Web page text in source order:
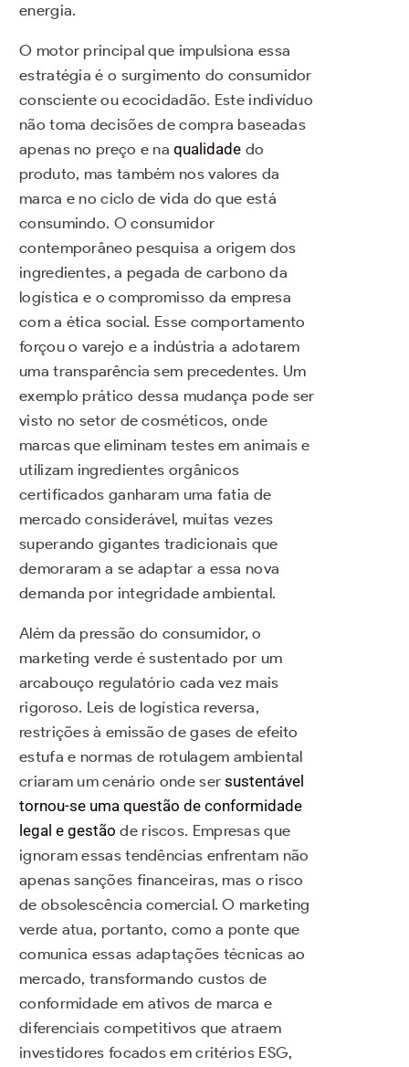
energia.
O motor principal que impulsiona essa
estratégia é o surgimento do consumidor
consciente ou ecocidadão. Este indivíduo
não toma decisões de compra baseadas
apenas no preço e naqualidade do
produto, mas também nos valores da
marca e no ciclo de vida do que está
consumindo. O consumidor
contemporâneo pesquisa a origem dos
ingredientes, a pegada de carbono da
logística e o compromisso da empresa
com a ética social. Esse comportamento
forçou o varejo e a indústria a adotarem
uma transparência sem precedentes. Um
exemplo prático dessa mudança pode ser
visto no setor de cosméticos, onde
marcas que eliminam testes em animais e
utilizam ingredientes orgânicos
certificados ganharam uma fatia de
mercado considerável, muitas vezes
superando gigantes tradicionais que
demoraram a se adaptar a essa nova
demanda por integridade ambiental.
Além da pressão do consumidor, o
marketing verde é sustentado por um
arcabouço regulatório cada vez mais
rigoroso. Leis de logística reversa,
restrições à emissão de gases de efeito
estufa e normas de rotulagem ambiental
criaram um cenário onde sersustentável
tornou-se uma questão de conformidade
legal e gestão de riscos. Empresas que
ignoram essas tendências enfrentam não
apenas sanções financeiras, mas o risco
de obsolescência comercial. O marketing
verde atua, portanto, como a ponte que
comunica essas adaptações técnicas ao
mercado, transformando custos de
conformidade em ativos de marca e
diferenciais competitivos que atraem
investidores focados em critérios ESG,